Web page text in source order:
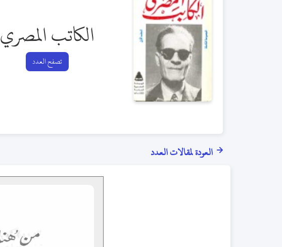
الكاتب المصري
تصفح العدد
العودة لمقالات العدد